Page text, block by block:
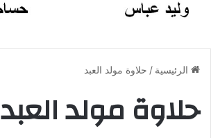
الرئيسية / حلاوة مولد العبد
حلاوة مولد العبد